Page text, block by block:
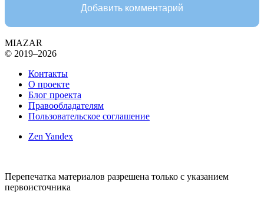
Добавить комментарий
MIAZAR
© 2019–2026
Контакты
О проекте
Блог проекта
Правообладателям
Пользовательское соглашение
Zen Yandex
Перепечатка материалов разрешена только с указанием
первоисточника